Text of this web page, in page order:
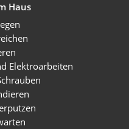
Haus
Elektroarbeiten